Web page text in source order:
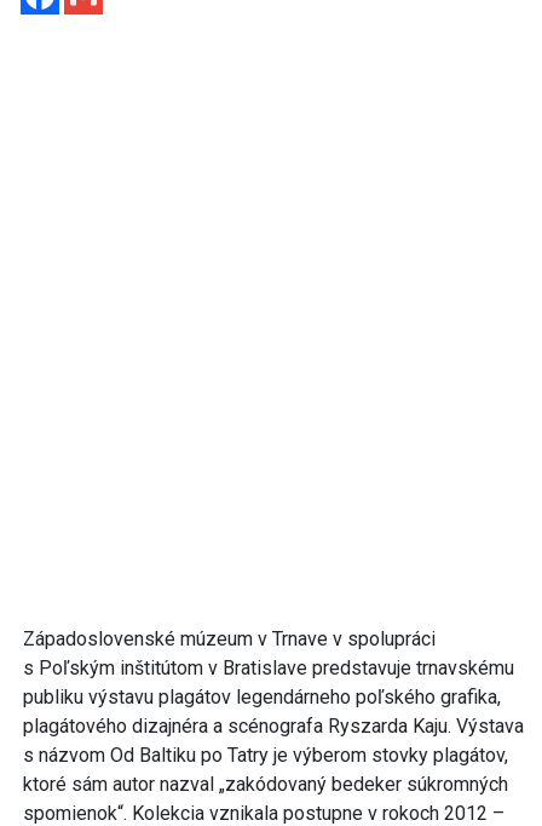
Západoslovenské múzeum v Trnave v spolupráci
s Poľským inštitútom v Bratislave predstavuje trnavskému
publiku výstavu plagátov legendárneho poľského grafika,
plagátového dizajnéra a scénografa Ryszarda Kaju. Výstava
s názvom Od Baltiku po Tatry je výberom stovky plagátov,
ktoré sám autor nazval „zakódovaný bedeker súkromných
spomienok“. Kolekcia vznikala postupne v rokoch 2012 –